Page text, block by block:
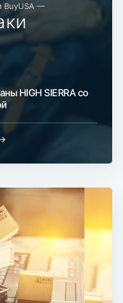
BuyUSA —
HIGH SIERRA со